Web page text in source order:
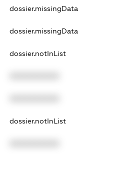
dossier.missingData
dossier.missingData
dossier.notInList
dossier.notInList